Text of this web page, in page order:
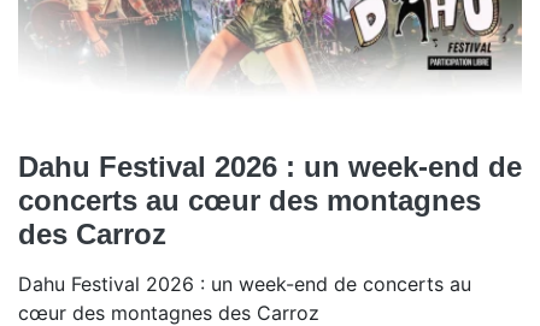
Dahu Festival 2026 : un week-end de
concerts au cœur des montagnes
des Carroz
Dahu Festival 2026 : un week-end de concerts au
cœur des montagnes des Carroz